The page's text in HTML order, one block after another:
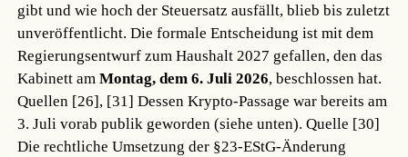
gibt und wie hoch der Steuersatz ausfällt, blieb bis zuletzt
unveröffentlicht. Die formale Entscheidung ist mit dem
Regierungsentwurf zum Haushalt 2027 gefallen, den das
Kabinett amMontag, dem 6. Juli 2026, beschlossen hat.
Quellen [26], [31] Dessen Krypto-Passage war bereits am
3. Juli vorab publik geworden (siehe unten).Quelle [30]
Die rechtliche Umsetzung der §23-EStG-Änderung